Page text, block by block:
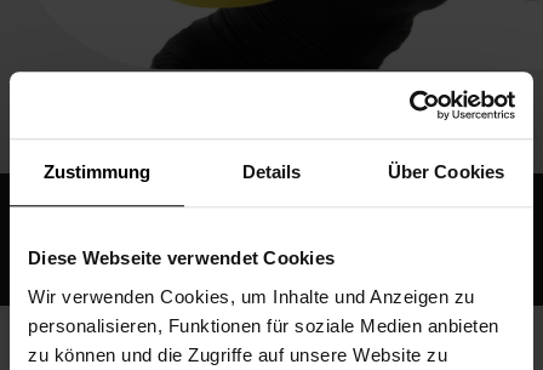
Zustimmung Details Über Cookies
Diese Webseite verwendet Cookies
Wir verwenden Cookies, um Inhalte und Anzeigen zu
personalisieren, Funktionen für soziale Medien anbieten
zu können und die Zugriffe auf unsere Website zu